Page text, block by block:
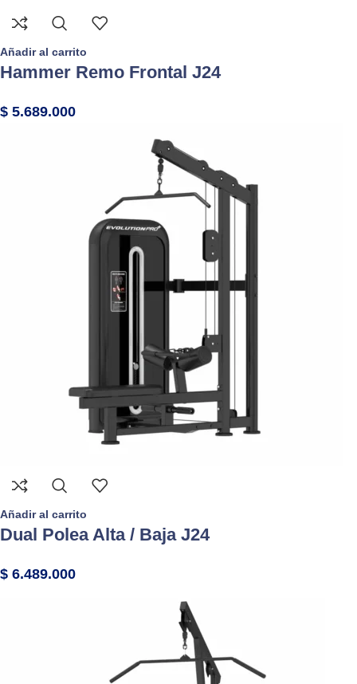
Añadir al carrito
Hammer Remo Frontal J24
$ 5.689.000
Añadir al carrito
Dual Polea Alta / Baja J24
$ 6.489.000